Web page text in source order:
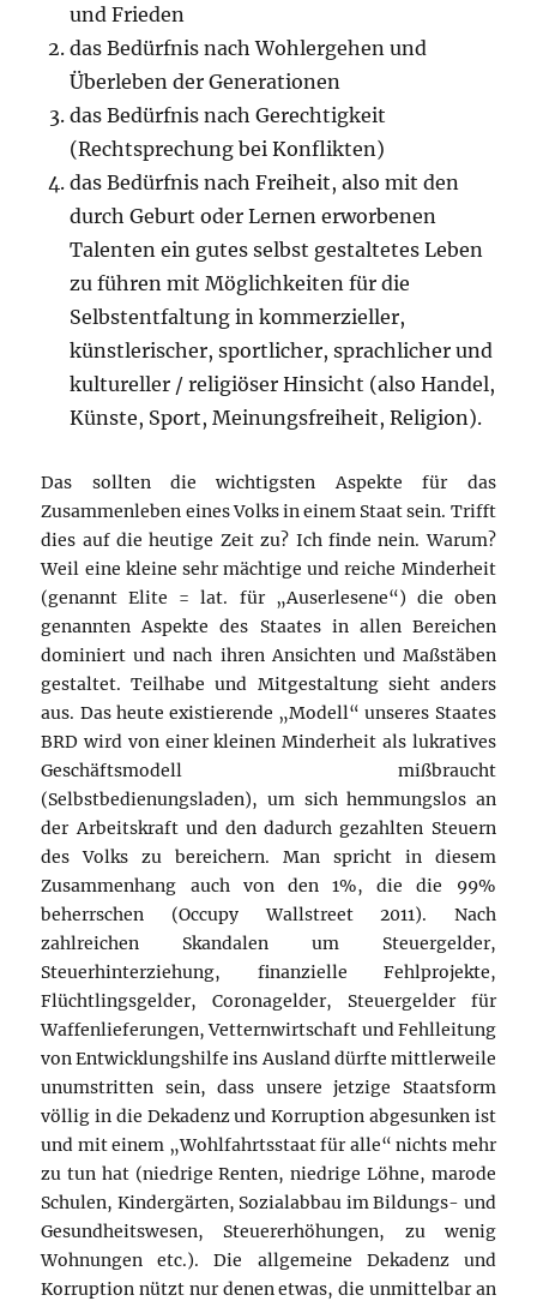
und Frieden
das Bedürfnis nach Wohlergehen und
Überleben der Generationen
das Bedürfnis nach Gerechtigkeit
(Rechtsprechung bei Konflikten)
das Bedürfnis nach Freiheit, also mit den
durch Geburt oder Lernen erworbenen
Talenten ein gutes selbst gestaltetes Leben
zu führen mit Möglichkeiten für die
Selbstentfaltung in kommerzieller,
künstlerischer, sportlicher, sprachlicher und
kultureller / religiöser Hinsicht (also Handel,
Künste, Sport, Meinungsfreiheit, Religion).
Das sollten die wichtigsten Aspekte für das
Zusammenleben eines Volks in einem Staat sein. Trifft
dies auf die heutige Zeit zu? Ich finde nein. Warum?
Weil eine kleine sehr mächtige und reiche Minderheit
(genannt Elite = lat. für „Auserlesene“) die oben
genannten Aspekte des Staates in allen Bereichen
dominiert und nach ihren Ansichten und Maßstäben
gestaltet. Teilhabe und Mitgestaltung sieht anders
aus. Das heute existierende „Modell“ unseres Staates
BRD wird von einer kleinen Minderheit als lukratives
Geschäftsmodell mißbraucht
(Selbstbedienungsladen), um sich hemmungslos an
der Arbeitskraft und den dadurch gezahlten Steuern
des Volks zu bereichern. Man spricht in diesem
Zusammenhang auch von den 1%, die die 99%
beherrschen (Occupy Wallstreet 2011). Nach
zahlreichen Skandalen um Steuergelder,
Steuerhinterziehung, finanzielle Fehlprojekte,
Flüchtlingsgelder, Coronagelder, Steuergelder für
Waffenlieferungen, Vetternwirtschaft und Fehlleitung
von Entwicklungshilfe ins Ausland dürfte mittlerweile
unumstritten sein, dass unsere jetzige Staatsform
völlig in die Dekadenz und Korruption abgesunken ist
und mit einem „Wohlfahrtsstaat für alle“ nichts mehr
zu tun hat (niedrige Renten, niedrige Löhne, marode
Schulen, Kindergärten, Sozialabbau im Bildungs- und
Gesundheitswesen, Steuererhöhungen, zu wenig
Wohnungen etc.). Die allgemeine Dekadenz und
Korruption nützt nur denen etwas, die unmittelbar an